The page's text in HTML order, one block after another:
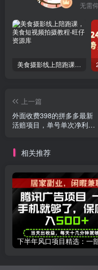
无需
美食摄影线上陪跑课，美食短视频拍摄教程
上一篇
外面收费398的拼多多最新
活赔项目，单号单次净利润
相关推荐